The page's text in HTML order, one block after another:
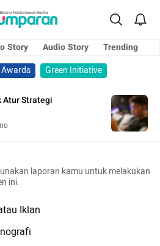
Story Audio Story
Trending
Awards
Green Initiative
Atur Strategi
laporan kamu untuk melakukan
ini.
Iklan